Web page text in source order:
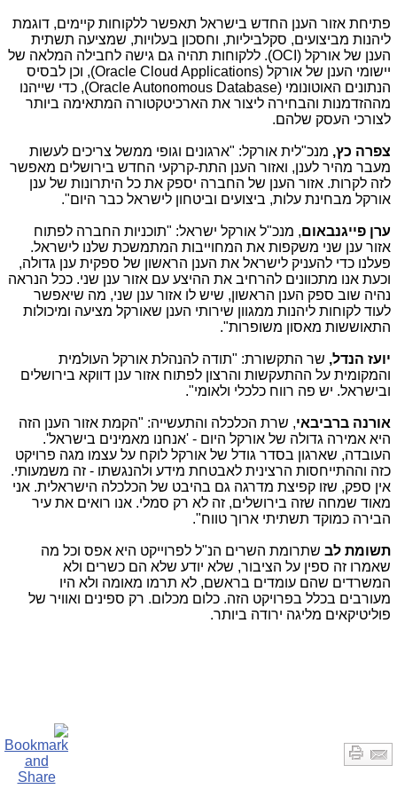
פתיחת אזור הענן החדש בישראל תאפשר ללקוחות קיימים, דוגמת
ליהנות מביצועים, סקלביליות, וחסכון בעלויות, שמציעה תשתית
הענן של אורקל ( OCI). ללקוחות תהיה גם גישה לחבילה המלאה של
יישומי הענן של אורקל (Oracle Cloud Applications), וכן לבסיס
הנתונים האוטונומי (Oracle Autonomous Database
(, כדי שייהנו
מההזדמנות והבחירה ליצור את הארכיטקטורה המתאימה ביותר
לצורכי העסק שלהם.
צפרה כץ, מנכ"לית אורקל: "ארגונים וגופי ממשל צריכים לעשות
מעבר מהיר לענן, ואזור הענן התת-קרקעי החדש בירושלים מאפשר
לזה לקרות. אזור הענן של החברה יספק את כל היתרונות של ענן
אורקל מבחינת עלות, ביצועים וביטחון לישראל כבר היום".
ערן פייגנבאום, מנכ"ל אורקל ישראל: "תוכניות החברה לפתוח
אזור ענן שני משקפות את המחוייבות המתמשכת שלנו לישראל.
פעלנו כדי להעניק לישראל את הענן הראשון של ספקית ענן גדולה,
וכעת אנו מתכוונים להרחיב את ההיצע עם אזור ענן שני. ככל הנראה
נהיה שוב ספק הענן הראשון, שיש לו אזור ענן שני, מה שיאפשר
לעוד לקוחות ליהנות ממגוון שירותי הענן שאורקל מציעה ומיכולות
התאוששות מאסון משופרות".
יועז הנדל, שר התקשורת: "תודה להנהלת אורקל העולמית
והמקומית על ההתעקשות והרצון לפתוח אזור ענן דווקא בירושלים
ובישראל. יש פה רווח כלכלי ולאומי".
אורנה ברביבאי, שרת הכלכלה והתעשייה: "הקמת אזור הענן הזה
היא אמירה גדולה של אורקל היום - 'אנחנו מאמינים בישראל'.
העובדה, שארגון בסדר גודל של אורקל לוקח על עצמו מגה פרויקט
כזה וההתייחסות הרצינית לאבטחת מידע ולהנגשתו - זה משמעותי.
אין ספק, שזו קפיצת מדרגה גם בהיבט של הכלכלה הישראלית. אני
מאוד שמחה שזה בירושלים, זה לא רק סמלי. אנו רואים את עיר
הבירה כמוקד תשתיתי ארוך טווח".
תשומת לב שתרומת השרים הנ"ל לפרוייקט היא אפס וכל מה
שאמרו זה ספין על הציבור, שלא יודע שלא הם כשרים ולא
המשרדים שהם עומדים בראשם, לא תרמו מאומה ולא היו
מעורבים בכלל בפרויקט הזה. כלום מכלום. רק ספינים ואוויר של
פוליטיקאים מליגה ירודה ביותר.